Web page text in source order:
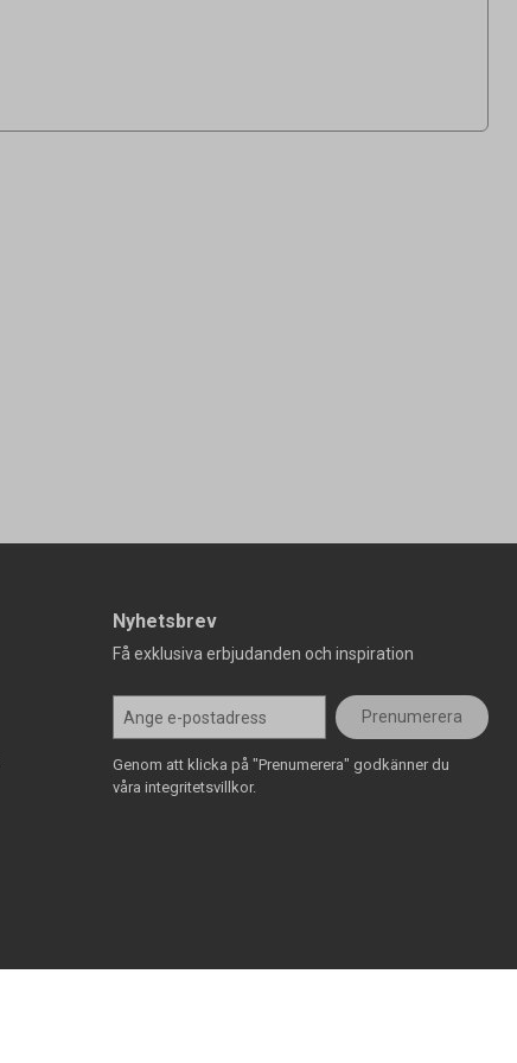
Nyhetsbrev
Få exklusiva erbjudanden och inspiration
Prenumerera
Genom att klicka på "Prenumerera" godkänner du
våra integritetsvillkor.